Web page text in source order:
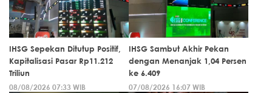
IHSG Sepekan Ditutup Positif,
Kapitalisasi Pasar Rp11.212
Triliun
08/08/2026 07:33 WIB
IHSG Sambut Akhir Pekan
dengan Menanjak 1,04 Persen
ke 6.409
07/08/2026 16:07 WIB